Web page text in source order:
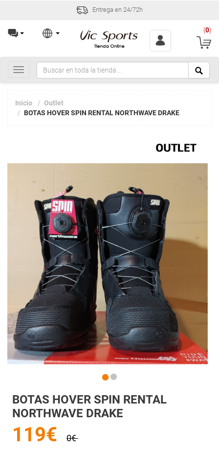
Entrega en 24/72h
(0)
Toggle
navigation
Inicio
Outlet
BOTAS HOVER SPIN RENTAL NORTHWAVE DRAKE
BOTAS HOVER SPIN RENTAL
NORTHWAVE DRAKE
119€ 0€